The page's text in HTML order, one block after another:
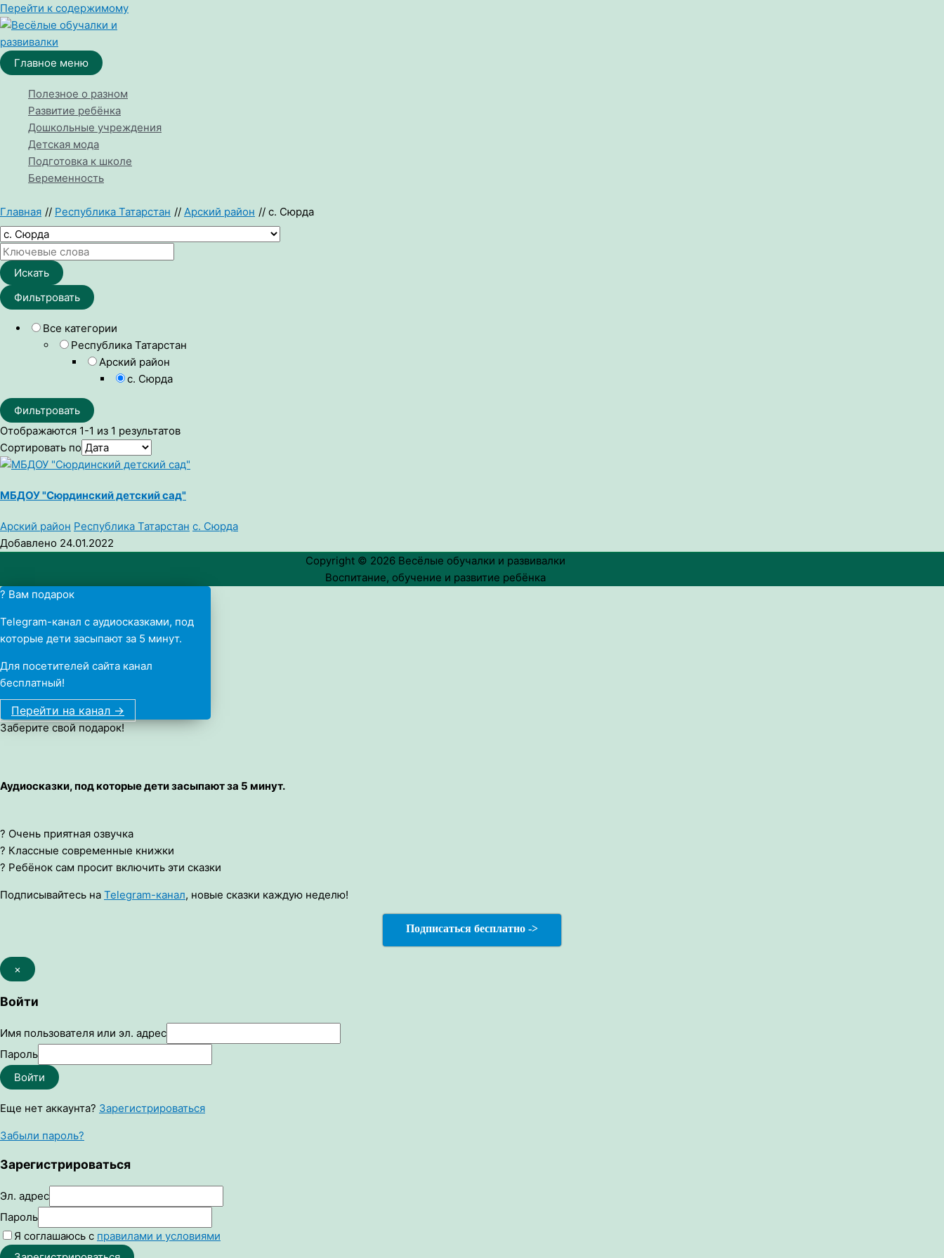
Перейти к содержимому
Главное меню
Полезное о разном
Развитие ребёнка
Дошкольные учреждения
Детская мода
Подготовка к школе
Беременность
Главная Республика Татарстан Арский район с. Сюрда
Искать
Фильтровать
Все категории
Республика Татарстан
Арский район
с. Сюрда
Фильтровать
Отображаются 1-1 из 1 результатов
Сортировать по
МБДОУ "Сюрдинский детский сад"
Арский район Республика Татарстан с. Сюрда
Добавлено 24.01.2022
Copyright © 2026 Весёлые обучалки и развивалки
Воспитание, обучение и развитие ребёнка
? Вам подарок
Telegram-канал с аудиосказками, под
которые дети засыпают за 5 минут.
Для посетителей сайта канал
бесплатный!
Перейти на канал ->
Заберите свой подарок!
Аудиосказки, под которые дети засыпают за 5 минут.
? Очень приятная озвучка
? Классные современные книжки
? Ребёнок сам просит включить эти сказки
Подписывайтесь на Telegram-канал, новые сказки каждую неделю!
Подписаться бесплатно ->
×
Войти
Имя пользователя или эл. адрес
Пароль
Войти
Еще нет аккаунта? Зарегистрироваться
Забыли пароль?
Зарегистрироваться
Эл. адрес
Пароль
Я соглашаюсь с правилами и условиями